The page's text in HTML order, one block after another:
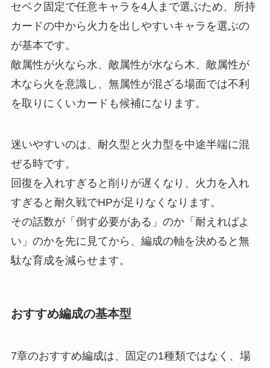
セベク固定で任意キャラを4人まで選ぶため、所持
カードの中から火力を出しやすいキャラを選ぶの
が基本です。
敵属性が火なら水、敵属性が水なら木、敵属性が
木なら火を意識し、無属性が混ざる場面では不利
を取りにくいカードも候補になります。
迷いやすいのは、耐久型と火力型を中途半端に混
ぜる時です。
回復を入れすぎると削りが遅くなり、火力を入れ
すぎると耐久戦でHPが足りなくなります。
その話数が「倒す必要がある」のか「耐えればよ
い」のかを先に見てから、編成の軸を決めると無
駄な育成を減らせます。
おすすめ編成の基本型
7章のおすすめ編成は、固定の1種類ではなく、場